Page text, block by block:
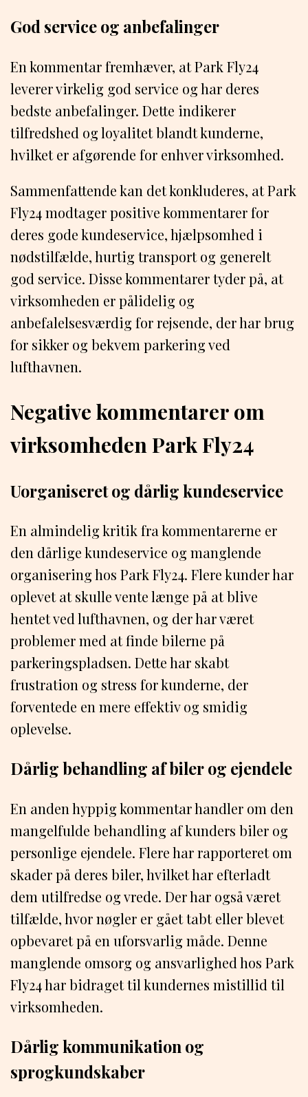
God service og anbefalinger
En kommentar fremhæver, at Park Fly24
leverer virkelig god service og har deres
bedste anbefalinger. Dette indikerer
tilfredshed og loyalitet blandt kunderne,
hvilket er afgørende for enhver virksomhed.
Sammenfattende kan det konkluderes, at Park
Fly24 modtager positive kommentarer for
deres gode kundeservice, hjælpsomhed i
nødstilfælde, hurtig transport og generelt
god service. Disse kommentarer tyder på, at
virksomheden er pålidelig og
anbefalelsesværdig for rejsende, der har brug
for sikker og bekvem parkering ved
lufthavnen.
Negative kommentarer om
virksomheden Park Fly24
Uorganiseret og dårlig kundeservice
En almindelig kritik fra kommentarerne er
den dårlige kundeservice og manglende
organisering hos Park Fly24. Flere kunder har
oplevet at skulle vente længe på at blive
hentet ved lufthavnen, og der har været
problemer med at finde bilerne på
parkeringspladsen. Dette har skabt
frustration og stress for kunderne, der
forventede en mere effektiv og smidig
oplevelse.
Dårlig behandling af biler og ejendele
En anden hyppig kommentar handler om den
mangelfulde behandling af kunders biler og
personlige ejendele. Flere har rapporteret om
skader på deres biler, hvilket har efterladt
dem utilfredse og vrede. Der har også været
tilfælde, hvor nøgler er gået tabt eller blevet
opbevaret på en uforsvarlig måde. Denne
manglende omsorg og ansvarlighed hos Park
Fly24 har bidraget til kundernes mistillid til
virksomheden.
Dårlig kommunikation og
sprogkundskaber